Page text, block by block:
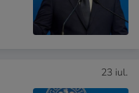
23 iul.